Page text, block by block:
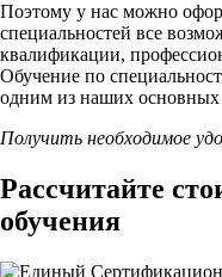
Поэтому у нас можно
специальностей все
квалификации,
Обучение по
одним из наших основных
Получить необходимое
Рассчитайте
обучения